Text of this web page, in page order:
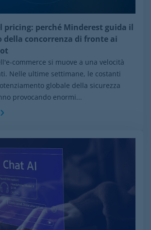
pricing: perché Minderest guida il
della concorrenza di fronte ai
commerce si muove a una velocità
Nelle ultime settimane, le costanti
globale della sicurezza
provocando enormi...